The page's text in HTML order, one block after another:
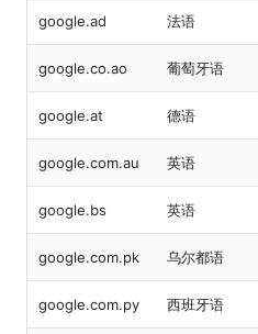
google.ad 法语
google.co.ao 葡萄牙语
google.at 德语
google.com.au 英语
google.bs 英语
google.com.pk 乌尔都语
google.com.py 西班牙语